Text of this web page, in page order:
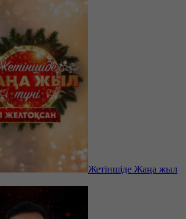
Жетіншіде Жаңа жыл